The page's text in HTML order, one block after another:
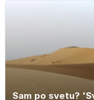
Sam po svetu?